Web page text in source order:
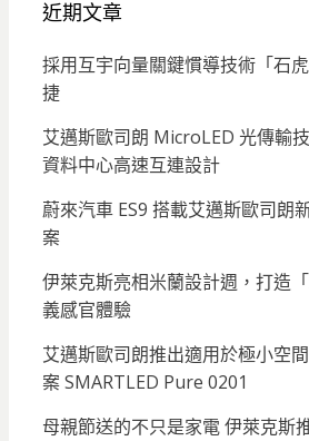
近期文章
採用互宇向量關鍵慣導技術「石
捷
艾邁斯歐司朗 MicroLED 光傳輸
資料中心高速互連設計
蔚來汽車 ES9 搭載艾邁斯歐司朗
案
伊萊克斯亮相米蘭設計週，打造
義感官體驗
艾邁斯歐司朗推出適用於極小空
案 SMARTLED Pure 0201
母親節送的不只是家電 伊萊克斯